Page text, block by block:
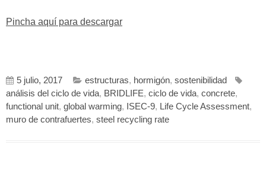
Pincha aquí para descargar
5 julio, 2017 estructuras, hormigón, sostenibilidad
análisis del ciclo de vida, BRIDLIFE, ciclo de vida, concrete,
functional unit, global warming, ISEC-9, Life Cycle Assessment,
muro de contrafuertes, steel recycling rate